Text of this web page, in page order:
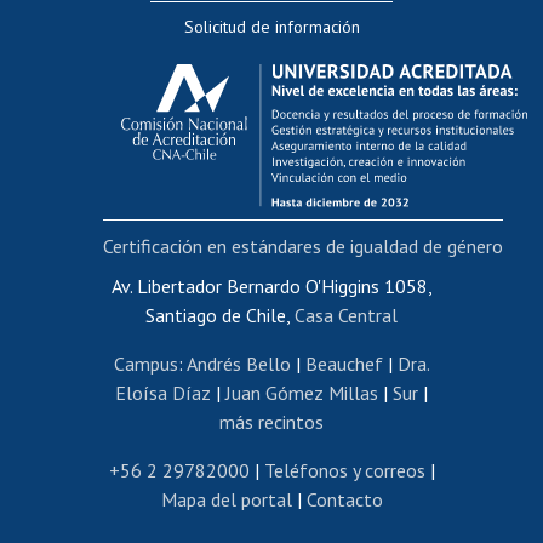
Evaluación docente
Calificación académica
Postulación al AUCAI
Funcionarias/os
Cursos internos de capacitación
Bienestar del personal
Portal de movilidad interna
Certificado de renta
Certificado de renta honorarios
Editar páginas blancas
Extranjeras/os
Revalidación y reconocimiento de títulos
Postulación al Programa de Movilidad Estudiantil
Solicitud de información
Av. Libertador Bernardo O'Higgins 1058,
Santiago de Chile, Casa Central
Campus: Andrés Bello | Beauchef| Dra.
Eloísa Díaz |Juan Gómez Millas | Sur |
más recintos
+56 2 29782000 | Teléfonos y correos |
Mapa del portal| Contacto
Certificación en estándares de igualdad de género